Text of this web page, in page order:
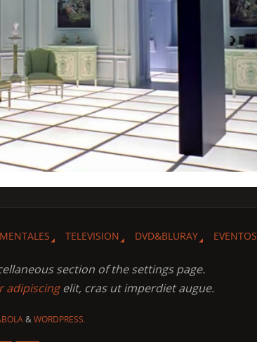
TELEVISION DVD&BLURAY EVENTOS
section of the settings page.
adipiscingelit, cras ut imperdiet augue.
&WORDPRESS.